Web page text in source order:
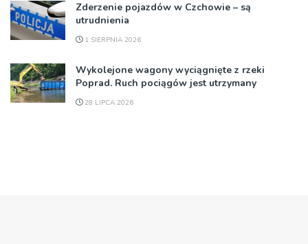
Zderzenie pojazdów w Czchowie – są
utrudnienia
1 SIERPNIA 2026
Wykolejone wagony wyciągnięte z rzeki
Poprad. Ruch pociągów jest utrzymany
28 LIPCA 2026